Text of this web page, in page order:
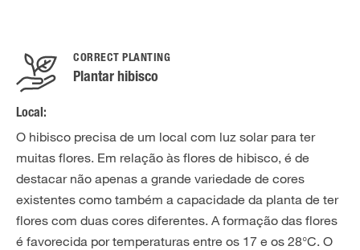
CORRECT PLANTING
Plantar hibisco
Local:
O hibisco precisa de um local com luz solar para ter
muitas flores. Em relação às flores de hibisco, é de
destacar não apenas a grande variedade de cores
existentes como também a capacidade da planta de ter
flores com duas cores diferentes. A formação das flores
é favorecida por temperaturas entre os 17 e os 28°C. O